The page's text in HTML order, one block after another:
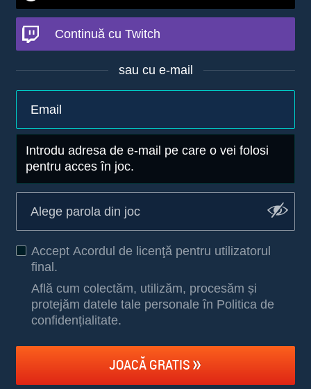
Continuă cu Twitch
sau cu e-mail
Introdu adresa de e-mail pe care o vei folosi
pentru acces în joc.
Accept Acordul de licenţă pentru utilizatorul
final .
Află cum colectăm, utilizăm, procesăm și
protejăm datele tale personale în Politica de
confidențialitate.
JOACĂ GRATIS